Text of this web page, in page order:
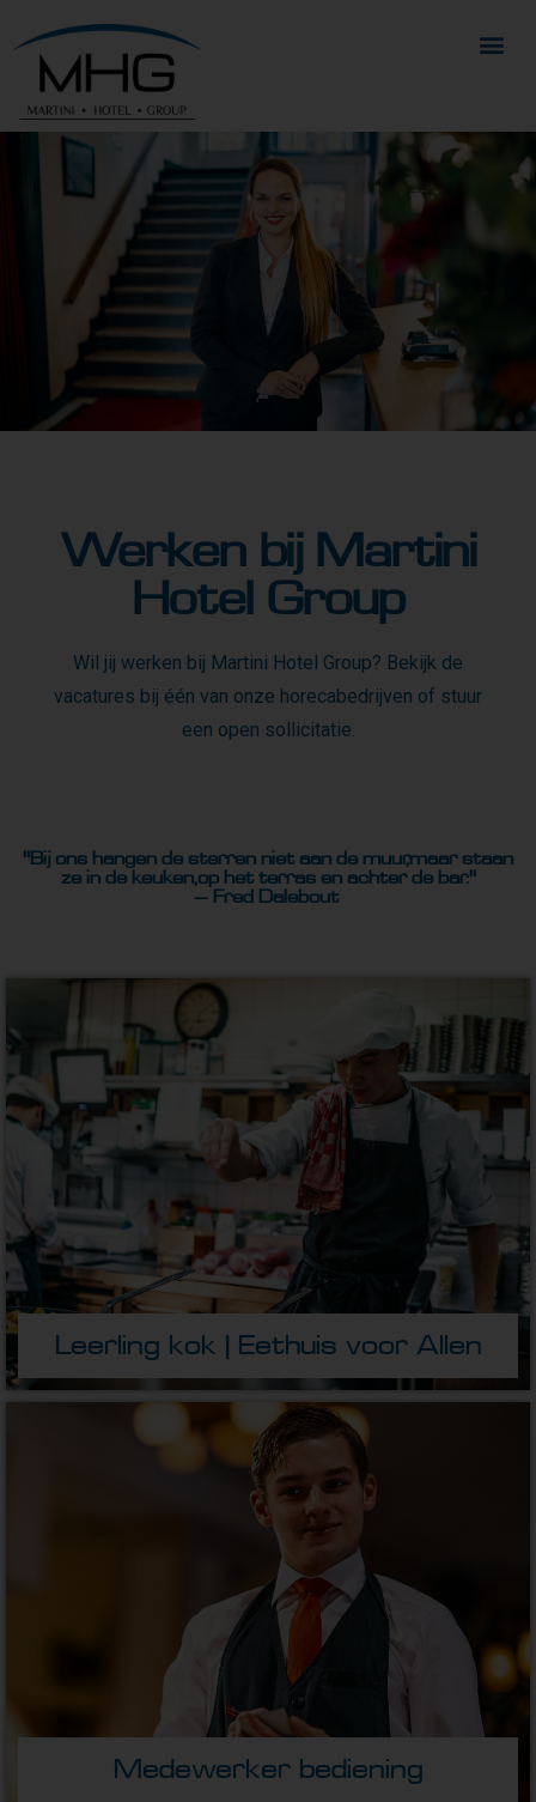
Werken bij Martini
Hotel Group
Wil jij werken bij Martini Hotel Group? Bekijk de
vacatures bij één van onze horecabedrijven of stuur
een open sollicitatie
"Bij ons hangen de sterren niet aan de muur, maar staan
ze in de keuken, op het terras en achter de bar."
– Fred Dalebout
Leerling kok | Eethuis voor Allen
Medewerker bediening